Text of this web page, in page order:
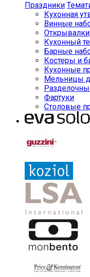
Праздники
Кухонная
Винные
Кухонный
Барные
Костеры и
Кухонные
Мельницы
Фартуки
Столовые